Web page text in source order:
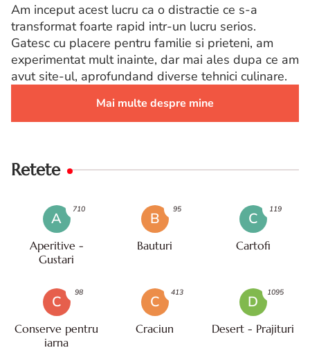
Am inceput acest lucru ca o distractie ce s-a
transformat foarte rapid intr-un lucru serios.
Gatesc cu placere pentru familie si prieteni, am
experimentat mult inainte, dar mai ales dupa ce am
avut site-ul, aprofundand diverse tehnici culinare.
Mai multe despre mine
Retete
A
Aperitive -
Gustari
710
B
Bauturi
95
C
Cartofi
119
C
Conserve pentru
iarna
98
C
Craciun
413
D
Desert - Prajituri
1095